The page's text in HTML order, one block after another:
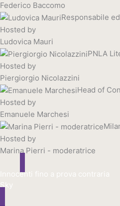
Federico Baccomo
Responsabile
Hosted by
Ludovica Mauri
PNLA
Hosted by
Piergiorgio Nicolazzini
Head of
Hosted by
Emanuele Marchesi
Hosted by
Marina Pierri - moderatrice
Innocenti fino a prova contraria
Sky